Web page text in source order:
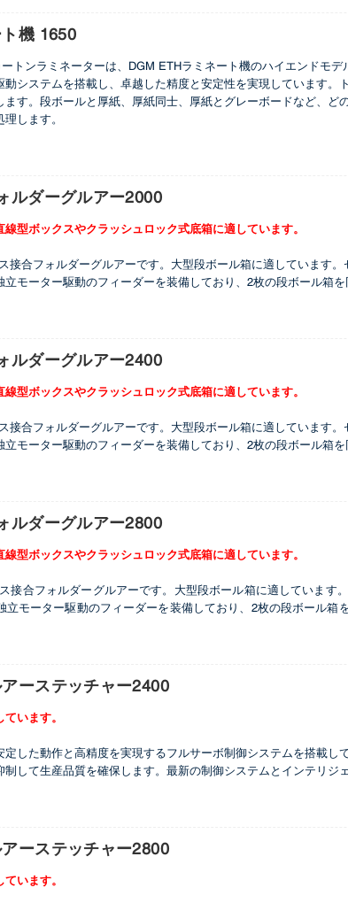
機 1650
トンラミネーターは、DGM ETHラミネート機のハイエンドモデ
システムを搭載し、卓越した精度と安定性を実現しています
す。段ボールと厚紙、厚紙同士、厚紙とグレーボードなど、
します。
ルダーグルアー2000
型ボックスやクラッシュロック式底箱に適しています。
接合フォルダーグルアーです。大型段ボール箱に適しています
立モーター駆動のフィーダーを装備しており、2枚の段ボール箱
ルダーグルアー2400
型ボックスやクラッシュロック式底箱に適しています。
接合フォルダーグルアーです。大型段ボール箱に適しています
立モーター駆動のフィーダーを装備しており、2枚の段ボール箱
ルダーグルアー2800
型ボックスやクラッシュロック式底箱に適しています。
接合フォルダーグルアーです。大型段ボール箱に適しています
立モーター駆動のフィーダーを装備しており、2枚の段ボール
ーステッチャー2400
います。
定した動作と高精度を実現するフルサーボ制御システムを搭載し
制して生産品質を確保します。最新の制御システムとインテリジ
を保証します。スクエアリング装置は、前面と背面だけでなく、
ーステッチャー2800
います。